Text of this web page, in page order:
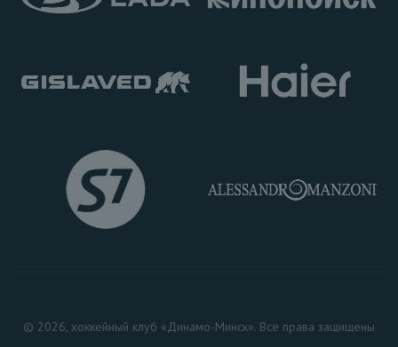
© 2026, хоккейный клуб «Динамо-Минск». Все права защищены